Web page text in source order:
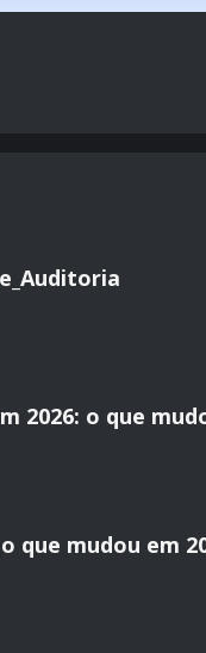
2026: o que
que mudou em